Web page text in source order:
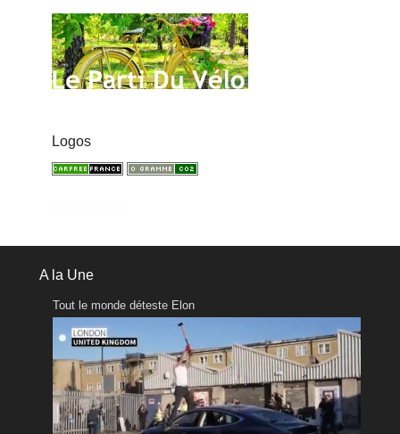
Logos
A la Une
Tout le monde déteste Elon